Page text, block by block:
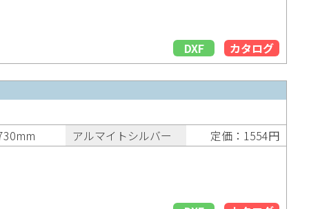
DXF カタログ
アルマイトシルバー 定価：1554円